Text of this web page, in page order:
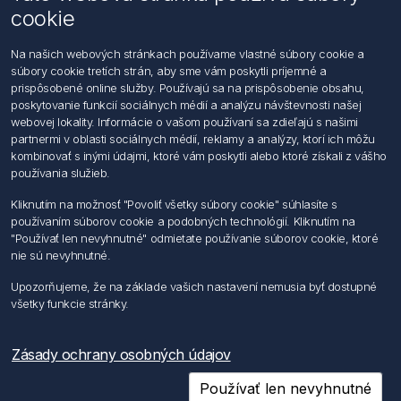
Kontaktujte nás
Informácie
Imprint
Vyhlásenie k ochrane údajov
Všeobecné dodacie a obchodné podmienky
Obchodný zástupca
Môj účet
Môj účet
Objednávky
Adresy
cookie
Na našich webových stránkach používame vlastné súbory cookie a
súbory cookie tretích strán, aby sme vám poskytli príjemné a
prispôsobené online služby. Používajú sa na prispôsobenie obsahu,
poskytovanie funkcií sociálnych médií a analýzu návštevnosti našej
webovej lokality. Informácie o vašom používaní sa zdieľajú s našimi
partnermi v oblasti sociálnych médií, reklamy a analýzy, ktorí ich môžu
kombinovať s inými údajmi, ktoré vám poskytli alebo ktoré získali z vášho
používania služieb.
Kliknutím na možnosť "Povoliť všetky súbory cookie" súhlasíte s
používaním súborov cookie a podobných technológií. Kliknutím na
"Používať len nevyhnutné" odmietate používanie súborov cookie, ktoré
nie sú nevyhnutné.
Upozorňujeme, že na základe vašich nastavení nemusia byť dostupné
všetky funkcie stránky.
Zásady ochrany osobných údajov
Používať len nevyhnutné